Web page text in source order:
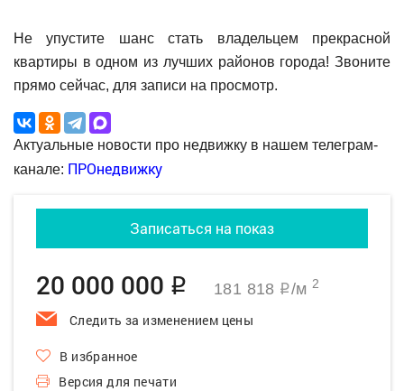
Не упустите шанс стать владельцем прекрасной
квартиры в одном из лучших районов города! Звоните
прямо сейчас, для записи на просмотр.
Актуальные новости про недвижку в нашем телеграм-
канале: ПРОнедвижку
Записаться на показ
20 000 000 q 181 818 q/м 2
Следить за изменением цены
В избранное
Версия для печати